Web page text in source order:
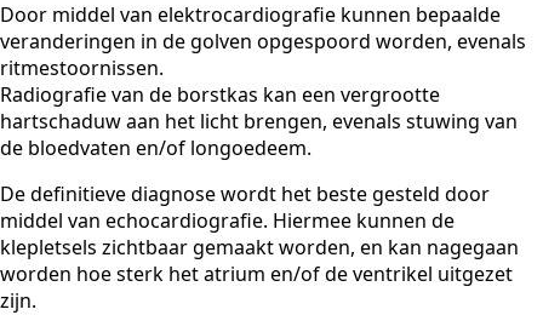
Door middel van elektrocardiografie kunnen bepaalde
veranderingen in de golven opgespoord worden, evenals
ritmestoornissen.
Radiografie van de borstkas kan een vergrootte
hartschaduw aan het licht brengen, evenals stuwing van
de bloedvaten en/of longoedeem.
De definitieve diagnose wordt het beste gesteld door
middel van echocardiografie. Hiermee kunnen de
klepletsels zichtbaar gemaakt worden, en kan nagegaan
worden hoe sterk het atrium en/of de ventrikel uitgezet
zijn.